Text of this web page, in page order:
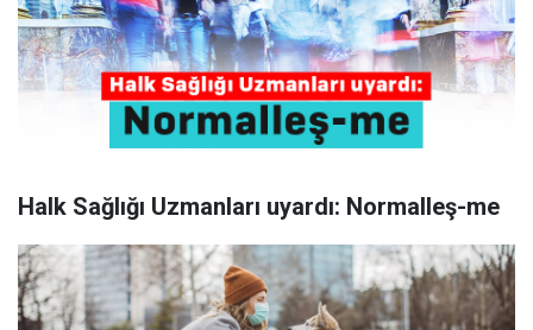
Halk Sağlığı Uzmanları uyardı: Normalleş-me